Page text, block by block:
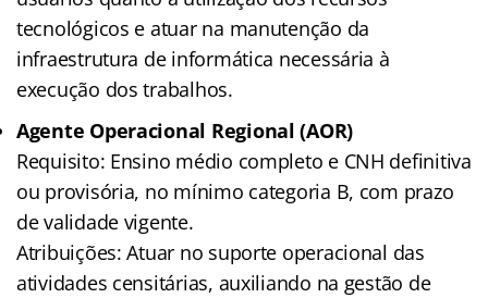
tecnológicos e atuar na manutenção da
infraestrutura de informática necessária à
execução dos trabalhos.
Agente Operacional Regional (AOR)
Requisito: Ensino médio completo e CNH definitiva
ou provisória, no mínimo categoria B, com prazo
de validade vigente.
Atribuições: Atuar no suporte operacional das
atividades censitárias, auxiliando na gestão de